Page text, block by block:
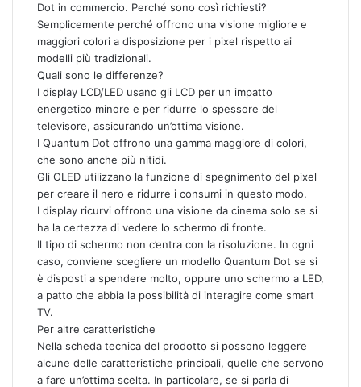
Dot in commercio. Perché sono così richiesti?
Semplicemente perché offrono una visione migliore e
maggiori colori a disposizione per i pixel rispetto ai
modelli più tradizionali.
Quali sono le differenze?
I display LCD/LED usano gli LCD per un impatto
energetico minore e per ridurre lo spessore del
televisore, assicurando un’ottima visione.
I Quantum Dot offrono una gamma maggiore di colori,
che sono anche più nitidi.
Gli OLED utilizzano la funzione di spegnimento del pixel
per creare il nero e ridurre i consumi in questo modo.
I display ricurvi offrono una visione da cinema solo se si
ha la certezza di vedere lo schermo di fronte.
Il tipo di schermo non c’entra con la risoluzione. In ogni
caso, conviene scegliere un modello Quantum Dot se si
è disposti a spendere molto, oppure uno schermo a LED,
a patto che abbia la possibilità di interagire come smart
TV.
Per altre caratteristiche
Nella scheda tecnica del prodotto si possono leggere
alcune delle caratteristiche principali, quelle che servono
a fare un’ottima scelta. In particolare, se si parla di